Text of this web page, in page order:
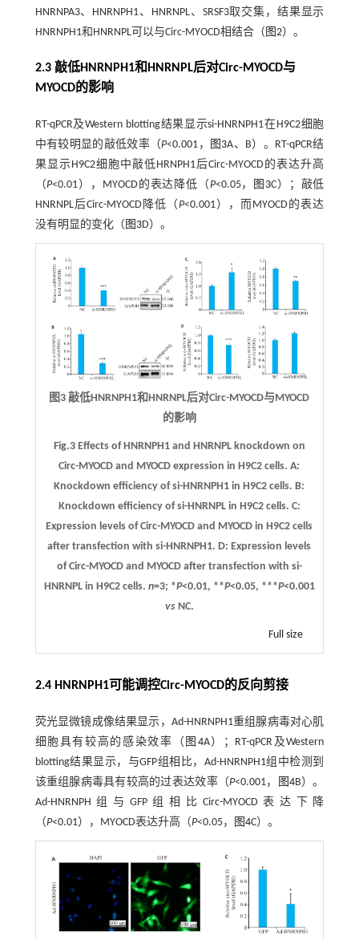
HNRNPA3、HNRNPH1、HNRNPL、SRSF3取交集，结果显示
HNRNPH1和HNRNPL可以与Circ-MYOCD相结合（ 图2）。
2.3 敲低HNRNPH1和HNRNPL后对Circ-MYOCD与
MYOCD的影响
RT-qPCR及Western blotting结果显示si-HNRNPH1在H9C2细胞
中有较明显的敲低效率（P<0.001， 图3A、B）。RT-qPCR结
果显示H9C2细胞中敲低HRNPH1后Circ-MYOCD的表达升高
（P<0.01），MYOCD的表达降低（P<0.05， 图3C）；敲低
HNRNPL后Circ-MYOCD降低（P<0.001），而MYOCD的表达
没有明显的变化（ 图3D）。
图3 敲低HNRNPH1和HNRNPL后对Circ-MYOCD与MYOCD
的影响
Fig.3 Effects of HNRNPH1 and HNRNPL knockdown on
Circ-MYOCD and MYOCD expression in H9C2 cells.A:
Knockdown efficiency of si-HNRNPH1 in H9C2 cells.B:
Knockdown efficiency of si-HNRNPL in H9C2 cells. C:
Expression levels of Circ-MYOCD and MYOCD in H9C2 cells
after transfection with si-HNRNPH1.D: Expression levels
of Circ-MYOCD and MYOCD after transfection with si-
HNRNPL in H9C2 cells. n=3; *P<0.01, **P<0.05, ***P<0.001
vsNC.
Full size
2.4 HNRNPH1可能调控Circ-MYOCD的反向剪接
荧光显微镜成像结果显示，Ad-HNRNPH1重组腺病毒对心肌
细胞具有较高的感染效率（ 图4A）；RT-qPCR及Western
blotting结果显示，与GFP组相比，Ad-HNRNPH1组中检测到
该重组腺病毒具有较高的过表达效率（P<0.001， 图4B）。
Ad-HNRNPH组与GFP组相比Circ-MYOCD表达下降
（P<0.01），MYOCD表达升高（P<0.05， 图4C）。